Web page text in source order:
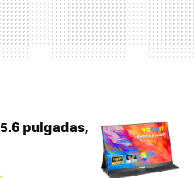
pulgadas,